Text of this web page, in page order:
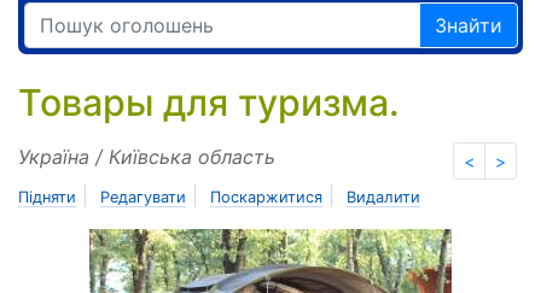
Знайти
Товары для туризма.
< >
Україна / Київська область
Підняти Редагувати Поскаржитися Видалити